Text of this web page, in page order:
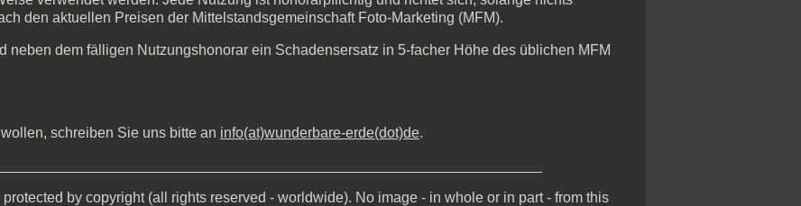
den aktuellen Preisen der Mittelstandsgemeinschaft Foto-Marketing (MFM).
neben dem fälligen Nutzungshonorar ein Schadensersatz in 5-facher Höhe des üblichen MFM
schreiben Sie uns bitte an info(at)wunderbare-erde(dot)de.
by copyright (all rights reserved - worldwide). No image - in whole or in part - from this